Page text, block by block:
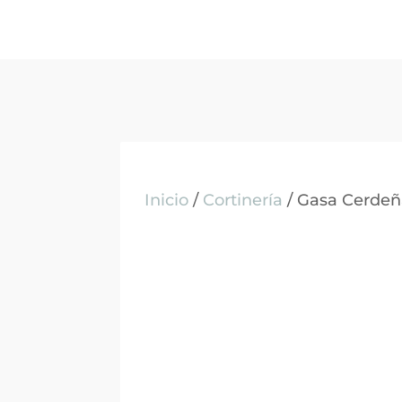
Inicio / Cortinería / Gasa